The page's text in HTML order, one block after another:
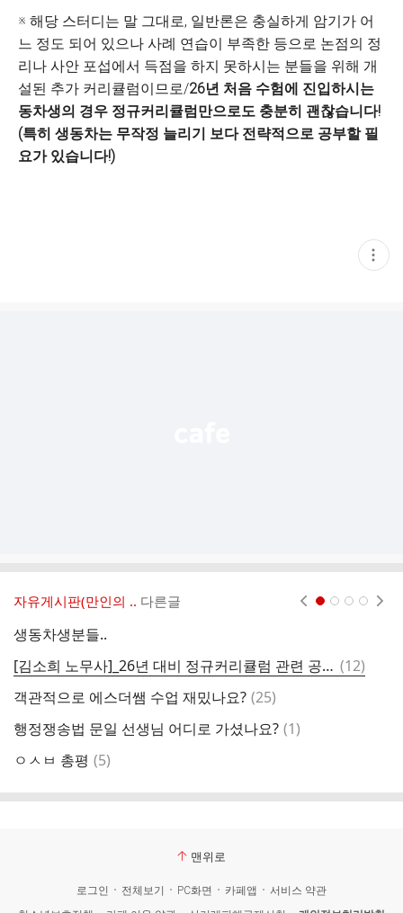
※ 해당 스터디는 말 그대로, 일반론은 충실하게 암기가 어
느 정도 되어 있으나 사례 연습이 부족한 등으로 논점의 정
리나 사안 포섭에서 득점을 하지 못하시는 분들을 위해 개
설된 추가 커리큘럼이므로/26년 처음 수험에 진입하시는
동차생의 경우 정규커리큘럼만으로도 충분히 괜찮습니다!
(특히 생동차는 무작정 늘리기 보다 전략적으로 공부할 필
요가 있습니다!)
현
재
자유게시판(만인의 .. 다른글
생동차생분들..
[김소희 노무사]_26년 대비 정규커리큘럼 관련 공지 댓
글
(12)
객관적으로 에스더쌤 수업 재밌나요? 댓
(25)
행정쟁송법 문일 선생님 어디로 가셨나요? 댓
(1)
ㅇㅅㅂ 총평 댓
(5)
맨위로
로그인 전체보기 PC화면 카페앱
서비스 약관